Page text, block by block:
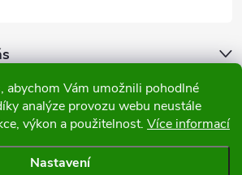
abychom Vám umožnili pohodlné
analýze provozu webu neustále
výkon a použitelnost. Více informací
Nastavení
platby